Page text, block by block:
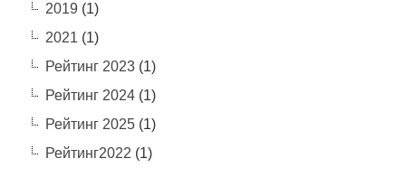
2019 (1)
2021 (1)
Рейтинг 2023(1)
Рейтинг 2024(1)
Рейтинг 2025(1)
Рейтинг2022 (1)